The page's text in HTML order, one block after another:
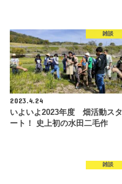
雑談
2023.4.24
いよいよ2023年度 畑活動スタ
ート！ 史上初の水田二毛作
雑談